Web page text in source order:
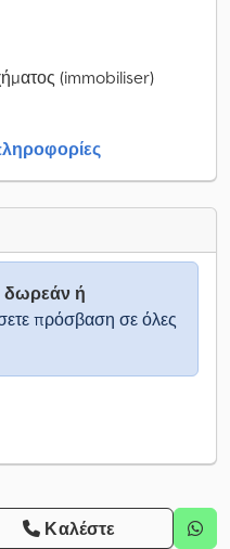
(immobiliser)
δωρεάν ή
πρόσβαση σε όλες
Καλέστε